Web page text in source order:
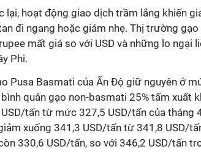
lại, hoạt động giao dịch trầm lắng khiến
đi ngang hoặc giảm nhẹ. Thị trường
mất giá so với USD và những lo ngại
Phi.
Pusa Basmati của Ấn Độ giữ nguyên ở
bình quân gạo non-basmati 25% tấm xuất
tấn từ mức 327,5 USD/tấn của tháng
xuống 341,3 USD/tấn từ 341,8 USD/
330,6 USD/tấn, so với 346,2 USD/tấn